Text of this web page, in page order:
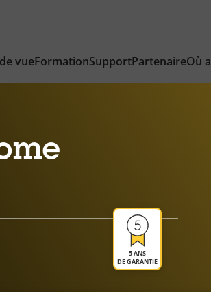
vueFormationSupportPartenaireOù
5 ANS
DE GARANTIE